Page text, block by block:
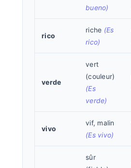
bueno)
rico
riche (Es
rico)
verde
vert
(couleur)
(Es
verde)
vivo
vif, malin
(Es vivo)
sûr